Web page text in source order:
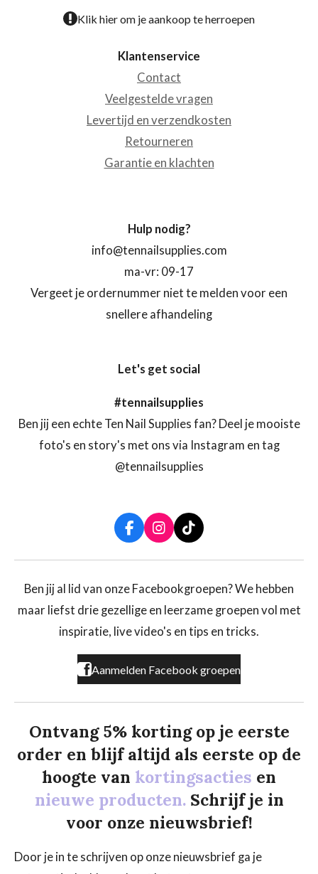
Klik hier om je aankoop te herroepen
Klantenservice
Contact
Veelgestelde vragen
Levertijd en verzendkosten
Retourneren
Garantie en klachten
Hulp nodig?
info@tennailsupplies.com
ma-vr: 09-17
Vergeet je ordernummer niet te melden voor een
snellere afhandeling
Let's get social
#tennailsupplies
Ben jij een echte Ten Nail Supplies fan? Deel je mooiste
foto's en story's met ons via Instagram en tag
@tennailsupplies
F
a
c
b
o
k
I
n
s
a
r
a
T
i
k
o
Ben jij al lid van onze Facebookgroepen? We hebben
maar liefst drie gezellige en leerzame groepen vol met
inspiratie, live video's en tips en tricks.
Aanmelden Facebook groepen
Ontvang 5% korting op je eerste
order en blijf altijd als eerste op de
hoogte van kortingsacties en
nieuwe producten. Schrijf je in
voor onze nieuwsbrief!
Door je in te schrijven op onze nieuwsbrief ga je